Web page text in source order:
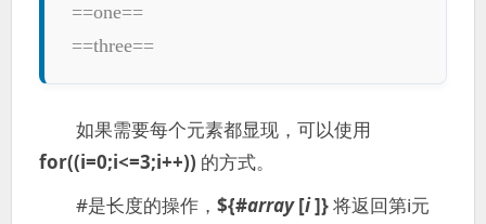
==one==
==three==
如果需要每个元素都显现，可以使用
for((i=0;i<=3;i++)) 的方式。
#是长度的操作， ${#array[i]}将返回第i元